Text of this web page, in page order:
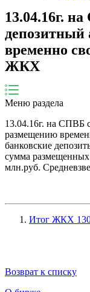
13.04.16г.
депозитный
временно
ЖКХ
Меню раздела
13.04.16г. на СПВБ
размещению
банковские
сумма размещенных
млн.руб.
Итог ЖКХ
Возврат к списку